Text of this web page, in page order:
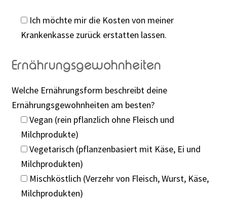
Ich möchte mir die Kosten von meiner
Krankenkasse zurück erstatten lassen.
Ernährungsgewohnheiten
Welche Ernährungsform beschreibt deine
Ernährungsgewohnheiten am besten?
Vegan (rein pflanzlich ohne Fleisch und
Milchprodukte)
Vegetarisch (pflanzenbasiert mit Käse, Ei und
Milchprodukten)
Mischköstlich (Verzehr von Fleisch, Wurst, Käse,
Milchprodukten)